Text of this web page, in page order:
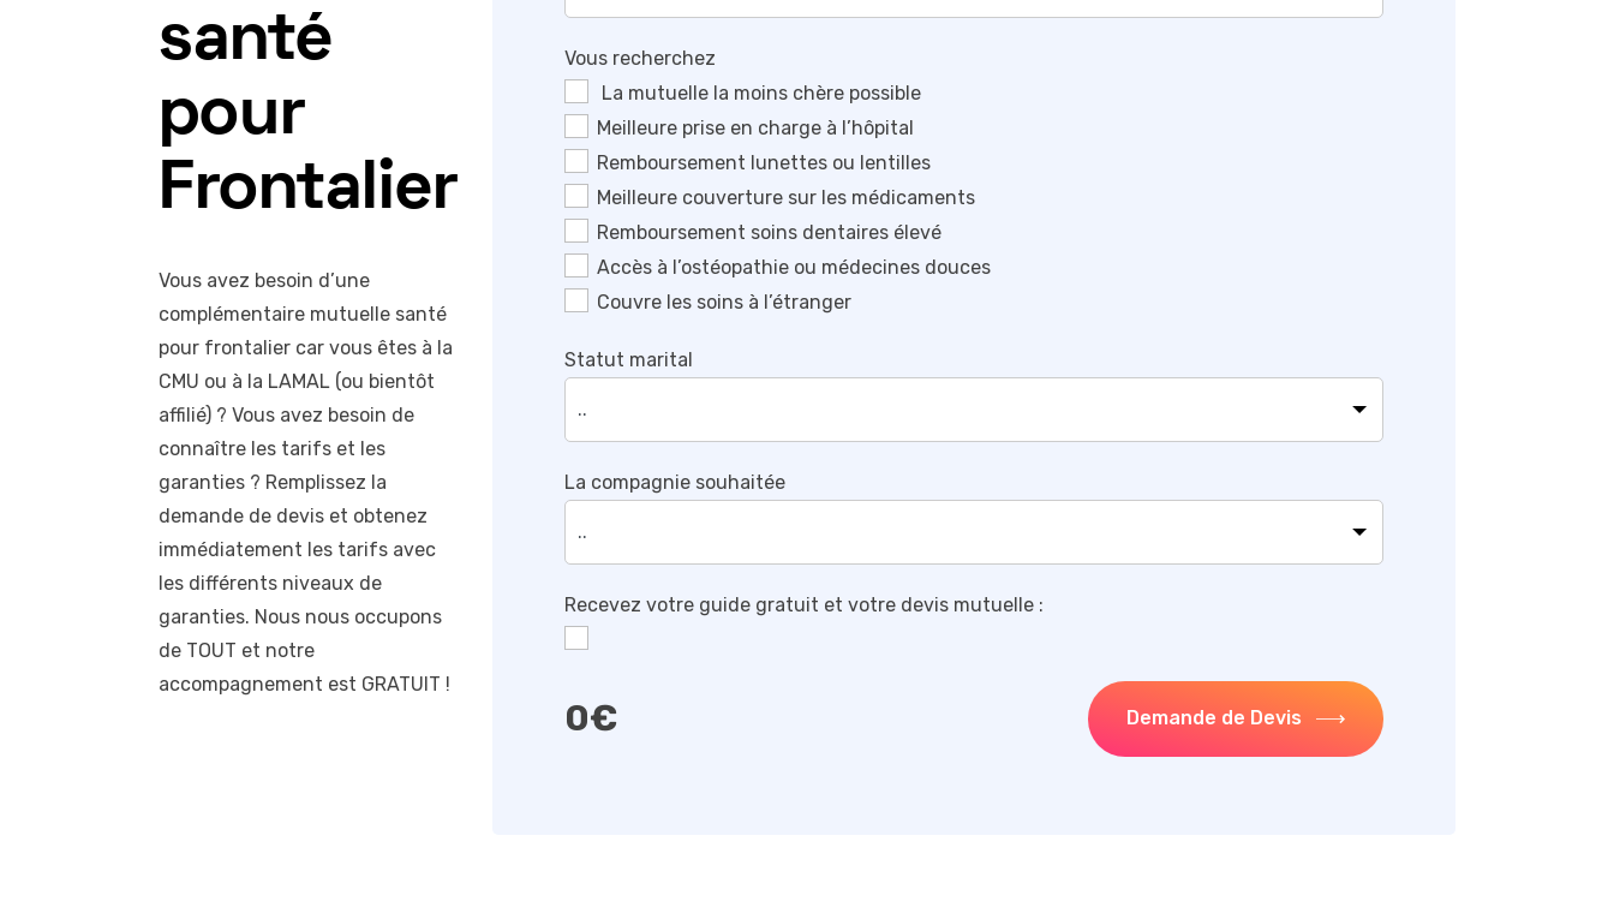
santé
pour
Frontalier
Vous avez besoin d’une
complémentaire mutuelle santé
pour frontalier car vous êtes à la
CMU ou à la LAMAL (ou bientôt
affilié) ? Vous avez besoin de
connaître les tarifs et les
garanties ? Remplissez la
demande de devis et obtenez
immédiatement les tarifs avec
les différents niveaux de
garanties. Nous nous occupons
de TOUT et notre
accompagnement est GRATUIT !
Vous recherchez
La mutuelle la moins chère possible
Meilleure prise en charge à l’hôpital
Remboursement lunettes ou lentilles
Meilleure couverture sur les médicaments
Remboursement soins dentaires élevé
Accès à l’ostéopathie ou médecines douces
Couvre les soins à l’étranger
Statut marital
La compagnie souhaitée
Recevez votre guide gratuit et votre devis mutuelle :
0€ Demande de Devis